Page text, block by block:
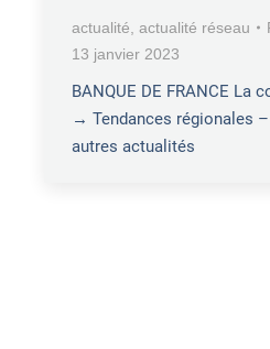
actualité, actualité réseau
13 janvier 2023
BANQUE DE FRANCE La
→ Tendances régionales
autres actualités